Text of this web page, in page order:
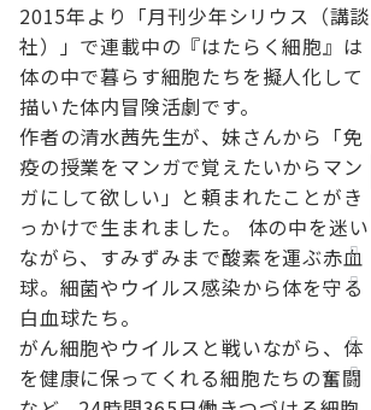
2015年より「月刊少年シリウス（講談
社）」で連載中の『はたらく細胞』は
体の中で暮らす細胞たちを擬人化して
描いた体内冒険活劇です。
作者の清水茜先生が、妹さんから「免
疫の授業をマンガで覚えたいからマン
ガにして欲しい」と頼まれたことがき
っかけで生まれました。 体の中を迷い
ながら、すみずみまで酸素を運ぶ赤血
球。細菌やウイルス感染から体を守る
白血球たち。
がん細胞やウイルスと戦いながら、体
を健康に保ってくれる細胞たちの奮闘